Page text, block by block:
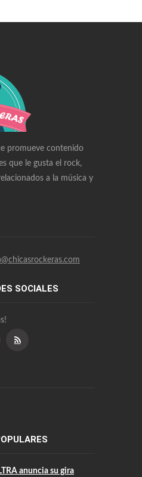
promueve contenido
que le gusta el rock,
a la música y
SOCIALES
Replica
Replica
anuncia su gira